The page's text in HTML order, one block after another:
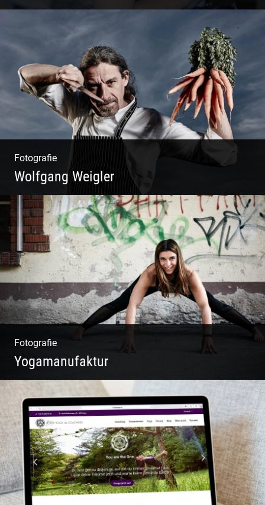
Blue Fashion
Fotografie
Wolfgang Weigler
W.U.F.O. Food Orbiter | Event Gastronomie |
Catering Service | Essen & Trinken
Fotografie
Yogamanufaktur
Yoga | Fashion | Cool & symphatisch